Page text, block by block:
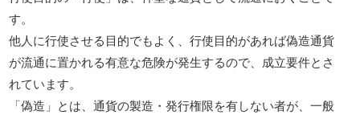
す。
他人に行使させる目的でもよく、行使目的があれば偽造通貨
が流通に置かれる有意な危険が発生するので、成立要件とさ
れています。
「偽造」とは、通貨の製造・発行権限を有しない者が、一般